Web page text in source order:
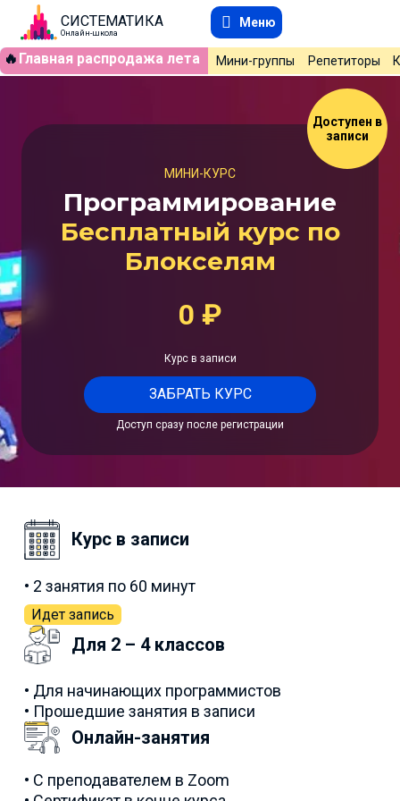
СИСТЕМАТИКА
Онлайн-школа
Меню
🔥 Главная распродажа лета Мини-группы Репетиторы
Доступен в
записи
МИНИ-КУРС
Программирование
Бесплатный курс по
Блокселям
0 ₽
Курс в записи
ЗАБРАТЬ КУРС
Доступ сразу после регистрации
Курс в записи
• 2 занятия по 60 минут
Идет запись
Для 2 – 4 классов
• Для начинающих программистов
• Прошедшие занятия в записи
Онлайн-занятия
• С преподавателем в Zoom